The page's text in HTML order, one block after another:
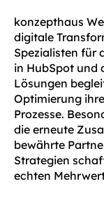
konzepthaus
digitale
Spezialisten für
in HubSpot und
Lösungen
Optimierung
Prozesse.
die erneute
bewährte
Strategien
echten